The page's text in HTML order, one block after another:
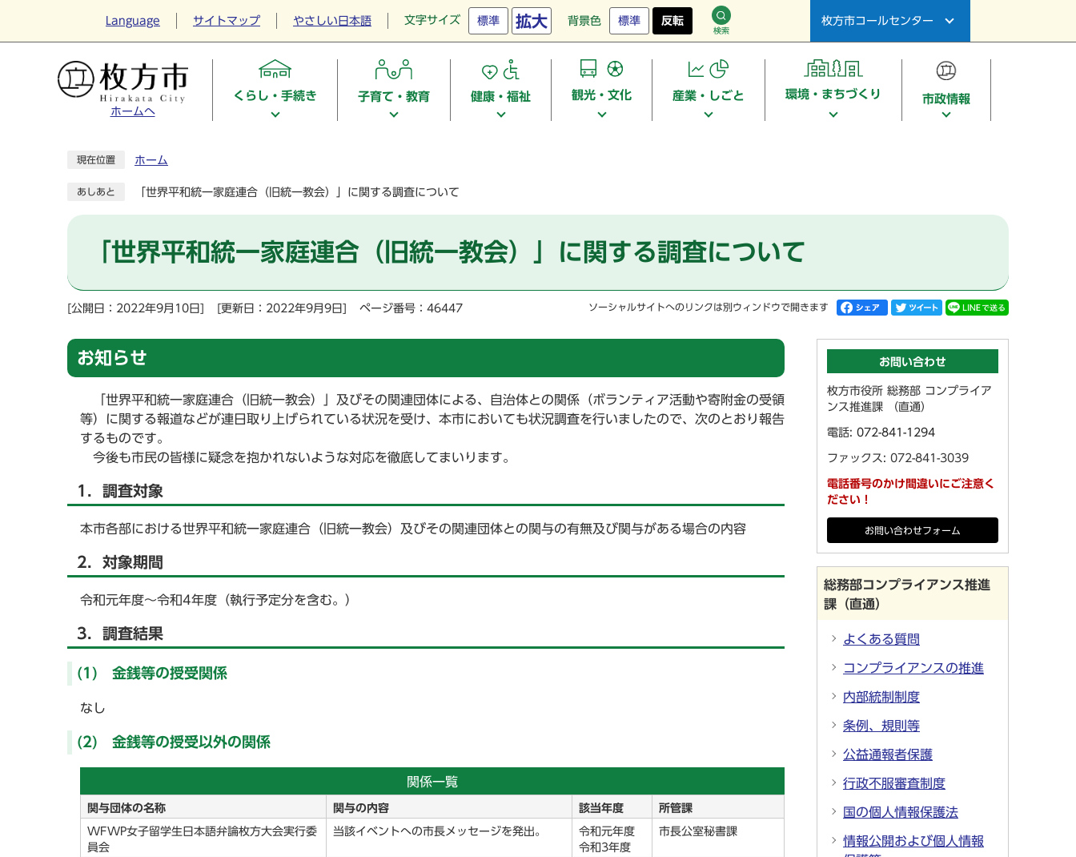
Language サイトマップ やさしい日本語 文字サイズ 標準 拡大 背景色 標準 反転
検索
枚方市コールセンター
ホームへ
くらし・手続き 子育て・教育 健康・福祉 観光・文化 産業・しごと 環境・まちづくり 市政情報
現在位置 ホーム
あしあと 「世界平和統一家庭連合（旧統一教会）」に関する調査について
「世界平和統一家庭連合（旧統一教会）」に関する調査について
[公開日：2022年9月10日] [更新日：2022年9月9日] ページ番号：46447 ソーシャルサイトへのリンクは別ウィンドウで開きます
お知らせ
「世界平和統一家庭連合（旧統一教会）」及びその関連団体による、自治体との関係（ボランティア活動や寄附金の受領
等）に関する報道などが連日取り上げられている状況を受け、本市においても状況調査を行いましたので、次のとおり報告
するものです。
今後も市民の皆様に疑念を抱かれないような対応を徹底してまいります。
1．調査対象
本市各部における世界平和統一家庭連合（旧統一教会）及びその関連団体との関与の有無及び関与がある場合の内容
2．対象期間
令和元年度～令和4年度（執行予定分を含む。）
3．調査結果
(1) 金銭等の授受関係
なし
(2) 金銭等の授受以外の関係
関係一覧
関与団体の名称 関与の内容 該当年度 所管課
WFWP女子留学生日本語弁論枚方大会実行委
員会
当該イベントへの市長メッセージを発出。
令和元年度
令和3年度
市長公室秘書課
お問い合わせ
枚方市役所 総務部 コンプライア
ンス推進課 （直通）
電話: 072-841-1294
ファックス: 072-841-3039
電話番号のかけ間違いにご注意く
ださい！
お問い合わせフォーム
総務部コンプライアンス推進
課（直通）
よくある質問
コンプライアンスの推進
内部統制制度
条例、規則等
公益通報者保護
行政不服審査制度
国の個人情報保護法
情報公開および個人情報